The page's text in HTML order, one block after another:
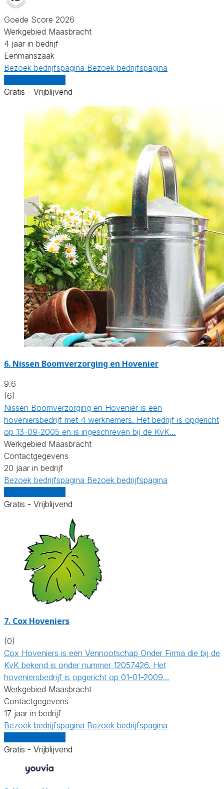
Goede Score 2026
Werkgebied Maasbracht
4 jaar in bedrijf
Eenmanszaak
Bezoek bedrijfspagina Bezoek bedrijfspagina
Gratis - Vrijblijvend
6. Nissen Boomverzorging en Hovenier
9.6
(6)
Nissen Boomverzorging en Hovenier is een
hoveniersbedrijf met 4 werknemers. Het bedrijf is opgericht
op 13-09-2005 en is ingeschreven bij de KvK…
Werkgebied Maasbracht
Contactgegevens
20 jaar in bedrijf
Bezoek bedrijfspagina Bezoek bedrijfspagina
Gratis - Vrijblijvend
7. Cox Hoveniers
(0)
Cox Hoveniers is een Vennootschap Onder Firma die bij de
KvK bekend is onder nummer 12057426. Het
hoveniersbedrijf is opgericht op 01-01-2009…
Werkgebied Maasbracht
Contactgegevens
17 jaar in bedrijf
Bezoek bedrijfspagina Bezoek bedrijfspagina
Gratis - Vrijblijvend